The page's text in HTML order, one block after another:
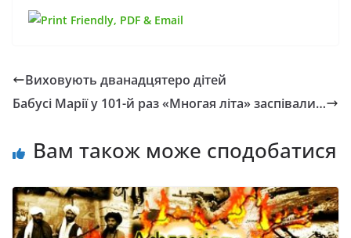
Виховують дванадцятеро дітей
Бабусі Марії у 101-й раз «Многая літа» заспівали…
Вам також може сподобатися